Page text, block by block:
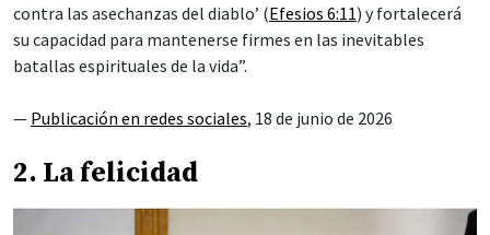
contra las asechanzas del diablo’ (Efesios 6:11) y fortalecerá
su capacidad para mantenerse firmes en las inevitables
batallas espirituales de la vida”.
— Publicación en redes sociales, 18 de junio de 2026
2. La felicidad